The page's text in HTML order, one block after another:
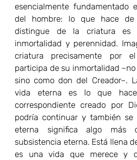
esencialmente fundamentado
del hombre: lo que hace
distingue de la criatura es
inmortalidad y perennidad.
criatura precisamente por
participa de su inmortalidad
sino como don del Creador–.
vida eterna es lo que
correspondiente creado por
podría continuar y también se
eterna significa algo más
subsistencia eterna. Está llena
es una vida que merece y